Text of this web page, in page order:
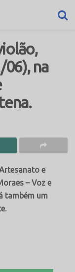
na
e
– Voz e
também um